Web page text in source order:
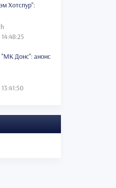
Хотспур":
"МК Донс": анонс